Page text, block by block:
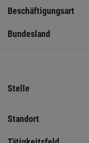
Beschäftigungsart
Bundesland
Stelle
Standort